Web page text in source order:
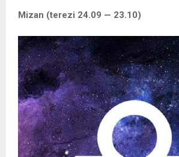
Mizan (terezi 24.09 — 23.10)